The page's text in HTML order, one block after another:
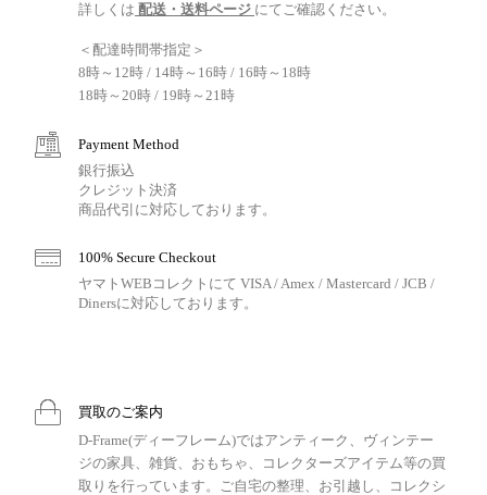
詳しくは 配送・送料ページ にてご確認ください。
＜配達時間帯指定＞
8時～12時 / 14時～16時 / 16時～18時
18時～20時 / 19時～21時
Payment Method
銀行振込
クレジット決済
商品代引に対応しております。
100% Secure Checkout
ヤマトWEBコレクトにて VISA / Amex / Mastercard / JCB /
Dinersに対応しております。
買取のご案内
D-Frame(ディーフレーム)ではアンティーク、ヴィンテー
ジの家具、雑貨、おもちゃ、コレクターズアイテム等の買
取りを行っています。ご自宅の整理、お引越し、コレクシ